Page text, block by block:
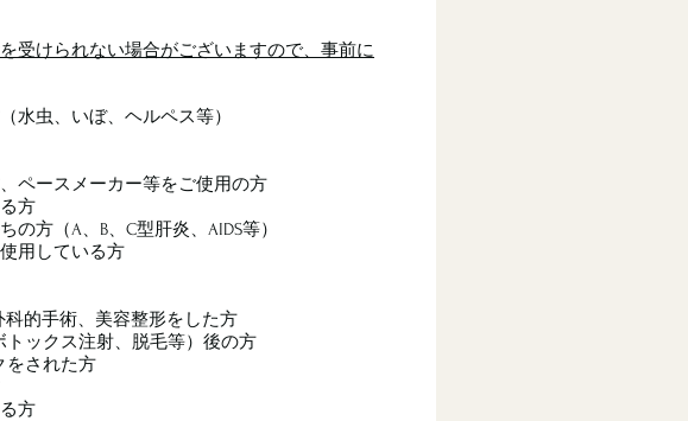
受けられない場合がございますので、事前に
水虫、いぼ、ヘルペス等）
ペースメーカー等をご使用の方
方
の方（A、B、C型肝炎、AIDS等）
用している方
方
科的手術、美容整形をした方
トックス注射、脱毛等）後の方
クをされた方
方